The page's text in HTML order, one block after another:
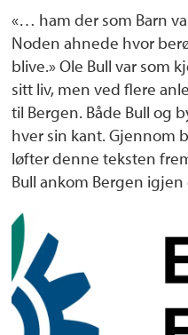
«… ham der som Barn
Noden ahnede hvor
blive.» Ole Bull var som
sitt liv, men ved flere
til Bergen. Både Bull og
hver sin kant. Gjennom
løfter denne teksten
Bull ankom Bergen